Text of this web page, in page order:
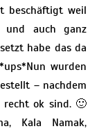
beschäftigt weil
und auch ganz
habe das da
wurden
– nachdem
recht ok sind. 🙂
Kala Namak,